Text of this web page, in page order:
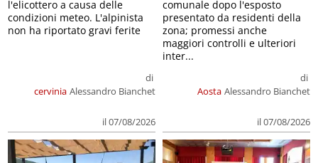
cervinia
di
Alessandro Bianchet
il 07/08/2026
l'elicottero a causa delle
condizioni meteo. L'alpinista
non ha riportato gravi ferite
Aosta
di
Alessandro Bianchet
il 07/08/2026
comunale dopo l'esposto
presentato da residenti della
zona; promessi anche
maggiori controlli e ulteriori
inter...